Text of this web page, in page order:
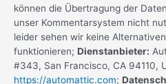
können die Übertragung der
unser Kommentarsystem nicht
leider sehen wir keine
funktionieren; Dienstanbieter:
#343, San Francisco, CA 94110,
https://automattic.com;